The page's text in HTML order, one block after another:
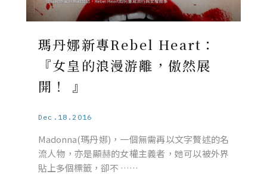
瑪丹娜新專Rebel Heart：
『女皇的浪漫游離，傲然展
開！ 』
Dec.18.2016
Madonna(瑪丹娜)，一個無需再以文字贅述的名
流人物，亦是顯赫的女權主義者，她可以被外界
貼上多個標籤，卻不 ……